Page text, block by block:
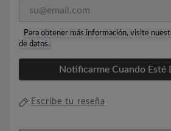
Para obtener más información, visite
de datos.
Notificarme Cuando Esté
Escribe tu reseña